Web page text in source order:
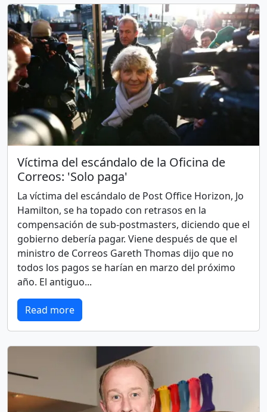
Víctima del escándalo de la Oficina de
Correos: 'Solo paga'
La víctima del escándalo de Post Office Horizon, Jo
Hamilton, se ha topado con retrasos en la
compensación de sub-postmasters, diciendo que el
gobierno debería pagar. Viene después de que el
ministro de Correos Gareth Thomas dijo que no
todos los pagos se harían en marzo del próximo
año. El antiguo...
Read more